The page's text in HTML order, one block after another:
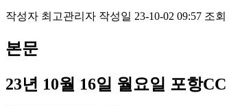
작성자 최고관리자 작성일 23-10-02 09:57 조회
본문
23년 10월 16일 월요일 포항CC